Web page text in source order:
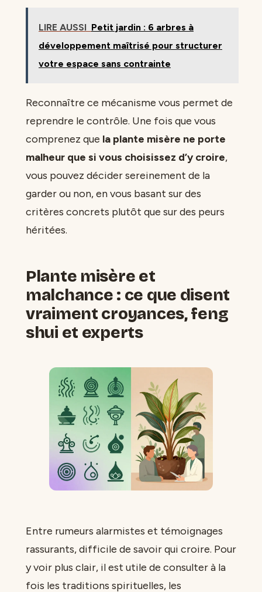
LIRE AUSSI Petit jardin : 6 arbres à
développement maîtrisé pour structurer
votre espace sans contrainte
Reconnaître ce mécanisme vous permet de
reprendre le contrôle. Une fois que vous
comprenez que la plante misère ne porte
malheur que si vous choisissez d’y croire,
vous pouvez décider sereinement de la
garder ou non, en vous basant sur des
critères concrets plutôt que sur des peurs
héritées.
Plante misère et
malchance : ce que disent
vraiment croyances, feng
shui et experts
Entre rumeurs alarmistes et témoignages
rassurants, difficile de savoir qui croire. Pour
y voir plus clair, il est utile de consulter à la
fois les traditions spirituelles, les